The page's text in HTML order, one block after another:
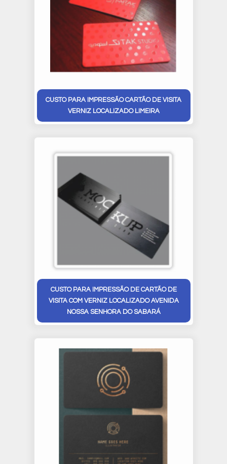
CUSTO PARA IMPRESSÃO CARTÃO DE VISITA
VERNIZ LOCALIZADO LIMEIRA
CUSTO PARA IMPRESSÃO DE CARTÃO DE
VISITA COM VERNIZ LOCALIZADO AVENIDA
NOSSA SENHORA DO SABARÁ